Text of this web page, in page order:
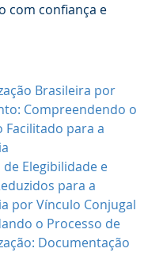
com confiança e
Brasileira por
Compreendendo o
Facilitado para a
Elegibilidade e
para a
por Vínculo Conjugal
o Processo de
Documentação